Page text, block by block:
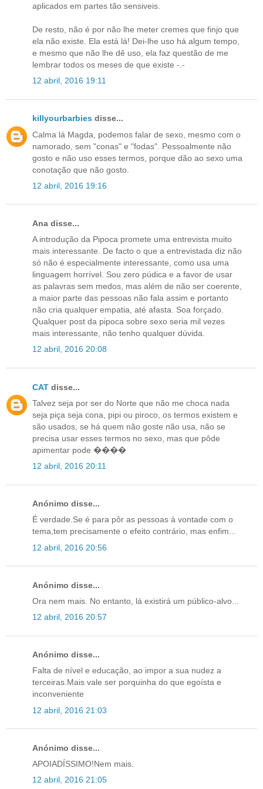
aplicados em partes tão sensiveis.
De resto, não é por não lhe meter cremes que finjo que
ela não existe. Ela está lá! Dei-lhe uso há algum tempo,
e mesmo que não lhe dê uso, ela faz questão de me
lembrar todos os meses de que existe -.-
12 abril, 2016 19:11
killyourbarbies disse...
Calma lá Magda, podemos falar de sexo, mesmo com o
namorado, sem "conas" e "fodas". Pessoalmente não
gosto e não uso esses termos, porque dão ao sexo uma
conotação que não gosto.
12 abril, 2016 19:16
Ana disse...
A introdução da Pipoca promete uma entrevista muito
mais interessante. De facto o que a entrevistada diz não
só não é especialmente interessante, como usa uma
linguagem horrível. Sou zero púdica e a favor de usar
as palavras sem medos, mas além de não ser coerente,
a maior parte das pessoas não fala assim e portanto
não cria qualquer empatia, até afasta. Soa forçado.
Qualquer post da pipoca sobre sexo seria mil vezes
mais interessante, não tenho qualquer dúvida.
12 abril, 2016 20:08
CAT disse...
Talvez seja por ser do Norte que não me choca nada
seja piça seja cona, pipi ou piroco, os termos existem e
são usados, se há quem não goste não usa, não se
precisa usar esses termos no sexo, mas que pôde
apimentar pode ����
12 abril, 2016 20:11
Anónimo disse...
É verdade.Se é para pôr as pessoas à vontade com o
tema,tem precisamente o efeito contrário, mas enfim...
12 abril, 2016 20:56
Anónimo disse...
Ora nem mais. No entanto, lá existirá um público-alvo...
12 abril, 2016 20:57
Anónimo disse...
Falta de nível e educação, ao impor a sua nudez a
terceiras.Mais vale ser porquinha do que egoísta e
inconveniente
12 abril, 2016 21:03
Anónimo disse...
APOIADÍSSIMO!Nem mais.
12 abril, 2016 21:05